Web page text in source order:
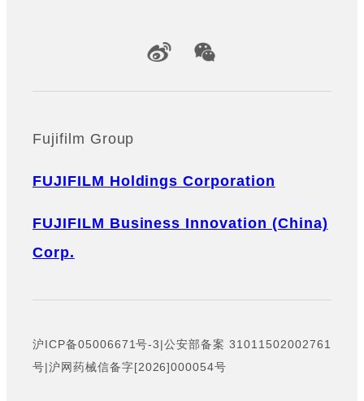
Official Social Media Accounts
Fujifilm Group
FUJIFILM Holdings Corporation
FUJIFILM Business Innovation (China)
Corp.
沪ICP备05006671号-3|公安部备案 31011502002761
号|沪网药械信备字[2026]000054号